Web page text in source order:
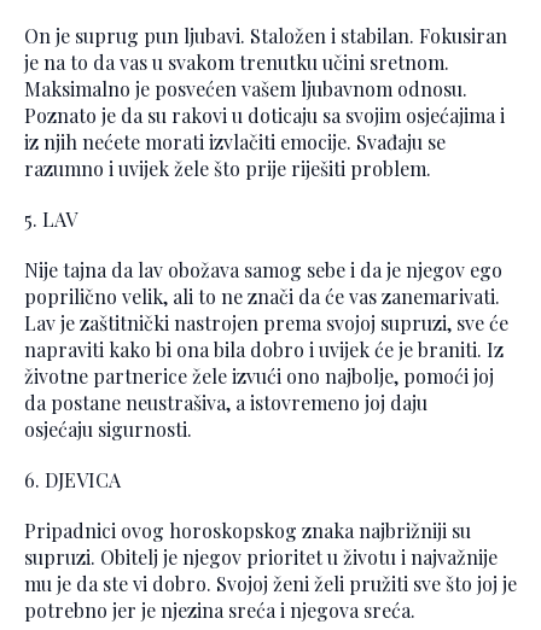
On je suprug pun ljubavi. Staložen i stabilan. Fokusiran
je na to da vas u svakom trenutku učini sretnom.
Maksimalno je posvećen vašem ljubavnom odnosu.
Poznato je da su rakovi u doticaju sa svojim osjećajima i
iz njih nećete morati izvlačiti emocije. Svađaju se
razumno i uvijek žele što prije riješiti problem.
5. LAV
Nije tajna da lav obožava samog sebe i da je njegov ego
poprilično velik, ali to ne znači da će vas zanemarivati.
Lav je zaštitnički nastrojen prema svojoj supruzi, sve će
napraviti kako bi ona bila dobro i uvijek će je braniti. Iz
životne partnerice žele izvući ono najbolje, pomoći joj
da postane neustrašiva, a istovremeno joj daju
osjećaju sigurnosti.
6. DJEVICA
Pripadnici ovog horoskopskog znaka najbrižniji su
supruzi. Obitelj je njegov prioritet u životu i najvažnije
mu je da ste vi dobro. Svojoj ženi želi pružiti sve što joj je
potrebno jer je njezina sreća i njegova sreća.